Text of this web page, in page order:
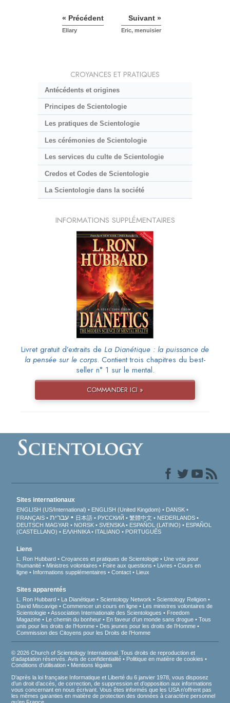
« Précédent
Ellary
Suivant »
Eric, menuisier
CROYANCES ET PRATIQUES
Antécédents et origines
Principes de Scientologie
Les pratiques de Scientologie
Les cérémonies de Scientologie
Les services du culte de Scientologie
Credos et Codes de Scientologie
La Scientologie dans la société
INFORMATIONS SUPPLÉMENTAIRES
Livret gratuit d’extraits de La Dianétique : la puissance de
la pensée sur le corps. Contient trois chapitres du best-
seller n° 1 sur le mental.
COMMANDER ICI »
Sites internationaux
ENGLISH (US/International) ENGLISH (United Kingdom)
DANSK
FRANÇAIS
עברית 日本語 РУССКИЙ 繁體中文
NEDERLANDS
DEUTSCH MAGYAR NORSK SVENSKA ESPAÑOL (LATINO)
ESPAÑOL
(CASTELLANO)
ΕΛΛΗΝΙΚA ITALIANO PORTUGUÊS
Liens
L. Ron Hubbard Croyances et pratiques de Scientologie
Une voix pour
l’humanité
Ministres volontaires Foire aux questions Livres
Cours en
ligne
Informations supplémentaires Contact Lieux
Sites apparentés
L. Ron Hubbard La Dianétique Scientology Network
Scientology Religion
David Miscavige
Commencer un cours en ligne
Les ministres volontaires de
Scientologie
Association Internationale des Scientologues
Freedom
Magazine
Le chemin du bonheur En faveur d’un monde sans drogue
Tous
unis pour les droits de l’Homme
Des jeunes pour les droits de l’Homme
Commission des Citoyens pour les Droits de l’Homme
© 2026 Church of Scientology International. Tous droits de reproduction et
d’adaptation réservés.Avis de confidentialité • Politique en matière de cookies •
Conditions d’utilisation • Mentions légales
D’après la loi française Informatique et Liberté du 6 janvier 1978, vous disposez
d’un droit d’accès, de correction, de suppression et d’opposition aux informations
vous concernant en nous écrivant. Vous êtes informés que les USA n’offrent pas
les mêmes garanties en matière de protection des données à caractère personnel